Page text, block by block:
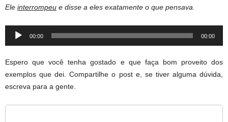
Ele interrompeu e disse a eles exatamente o que pensava.
Audio
00:00 00:00
Espero que você tenha gostado e que faça bom proveito dos
exemplos que dei. Compartilhe o post e, se tiver alguma dúvida,
escreva para a gente.